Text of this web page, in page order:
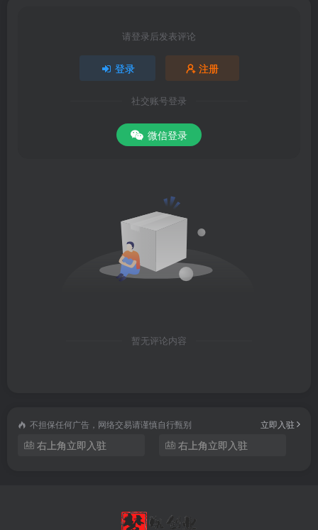
请登录后发表评论
登录 注册
社交账号登录
微信登录
暂无评论内容
不担保任何广告，网络交易请谨慎自行甄别 立即入驻
右上角立即入驻 右上角立即入驻